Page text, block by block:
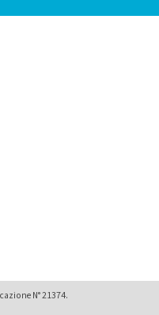
N° 21374.